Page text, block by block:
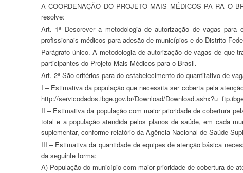
A COORDENAÇÃO DO PROJETO MAIS MÉDICOS PA RA O BRASIL, no uso das atribuições que lhe conferem os incisos V e XIV da Portaria Interministerial nº 1.369/MS/MEC, de 8 de julho de 2013,
resolve:
Art. 1º Descrever a metodologia de autorização de vagas para cada município e para o Distrito Federal do Projeto Mais Médicos para o Brasil, adotada para a determinar o quantitativo de vagas de
profissionais médicos para adesão de municípios e do Distrito
Parágrafo único. A metodologia de autorização de vagas de que trata esta Resolução, não abrange os Editais que tenham por objetivo a reposição de vagas ociosas provenientes da desistência de médicos
participantes do Projeto Mais Médicos para o Brasil.
Art. 2º São critérios para do estabelecimento do quantitativo de
I – Estimativa da população que necessita ser coberta pela atenção básica por base municipal, realizada a partir da população municipal estimada pelo IBGE para o Tribunal de Contas da União, disponível em
http://servicodados.ibge.gov.br/Download/
II – Estimativa da população com maior prioridade de cobertura pela atenção básica por base municipal a ser alcançada conforme etapa do projeto, verificada através do cálculo da diferença entre a população
total e a população atendida pelos planos de saúde, em cada
suplementar, conforme relatório da Agência Nacional de Saúde
III – Estimativa da quantidade de equipes de atenção básica necessárias para atendimento de 100% da população com maior prioridade, calculada através da razão entre as alíneas (a) e (b) que são descritas
da seguinte forma:
a) População do município com maior prioridade de cobertura de